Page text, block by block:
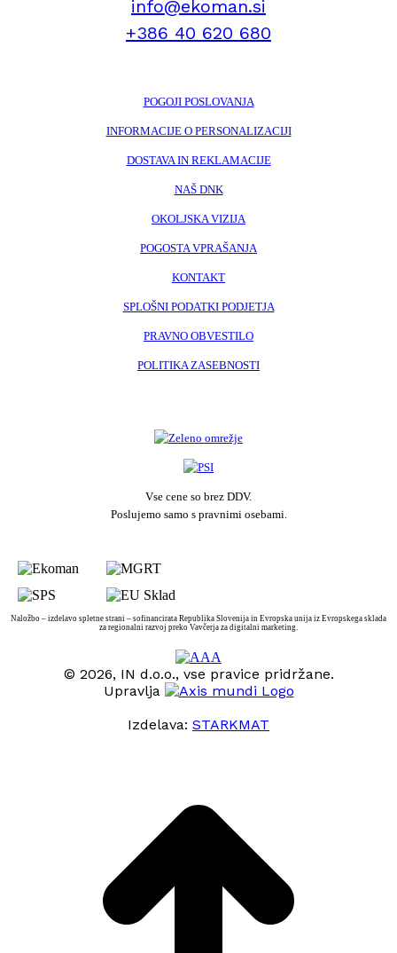
info@ekoman.si
+386 40 620 680
POGOJI POSLOVANJA
INFORMACIJE O PERSONALIZACIJI
DOSTAVA IN REKLAMACIJE
NAŠ DNK
OKOLJSKA VIZIJA
POGOSTA VPRAŠANJA
KONTAKT
SPLOŠNI PODATKI PODJETJA
PRAVNO OBVESTILO
POLITIKA ZASEBNOSTI
Vse cene so brez DDV.
Poslujemo samo s pravnimi osebami.
Naložbo – izdelavo spletne strani – sofinancirata Republika Slovenija in Evropska unija iz Evropskega sklada
za regionalni razvoj preko Vavčerja za digitalni marketing.
© 2026, IN d.o.o., vse pravice pridržane.
Upravlja
Izdelava: STARKMAT